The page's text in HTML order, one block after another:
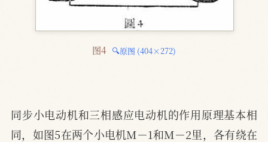
图4 🔍原图 (404×272)
同步小电动机和三相感应电动机的作用原理基本相
同，如图5在两个小电机M－1和M－2里，各有绕在